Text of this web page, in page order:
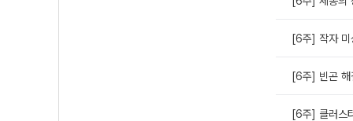
[6주] 작자
[6주] 빈곤 해
[6주] 클러스